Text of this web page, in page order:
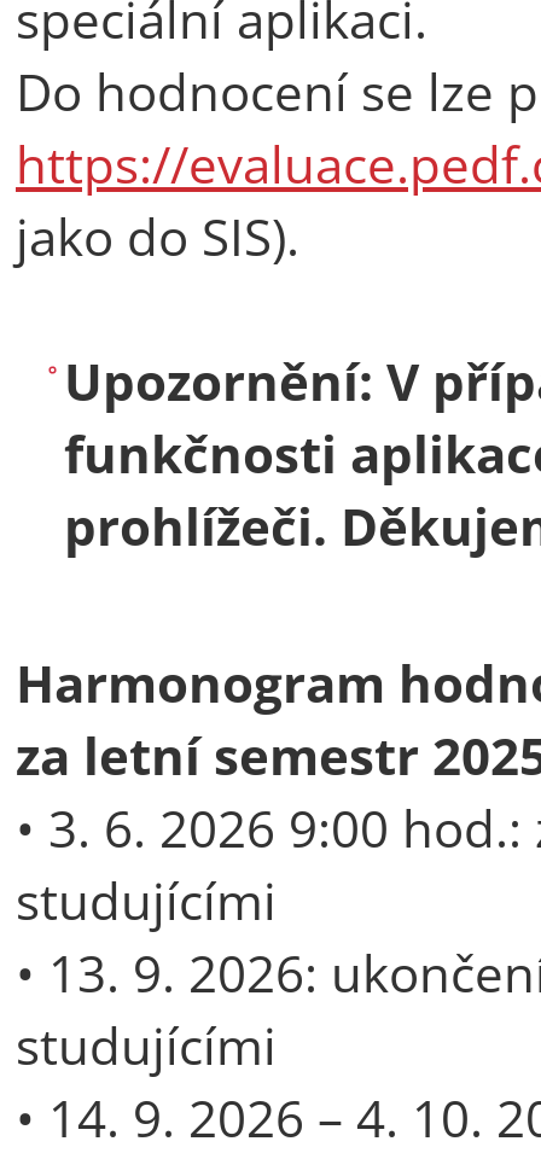
speciální aplikaci.
Do hodnocení se lze
https://
jako do SIS).
Upozornění: V
funkčnosti
prohlížeči.
Harmonogram
za letní semestr
• 3. 6. 2026 9:00
studujícími
• 13. 9. 2026:
studujícími
• 14. 9. 2026 – 4. 10.